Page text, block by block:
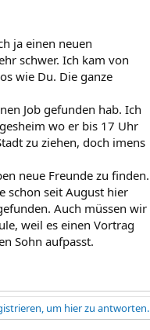
ja einen neuen
schwer. Ich kam von
wie Du. Die ganze
Job gefunden hab. Ich
wo er bis 17 Uhr
zu ziehen, doch imens
neue Freunde zu finden.
schon seit August hier
Auch müssen wir
weil es einen Vortrag
Sohn aufpasst.
um hier zu antworten.